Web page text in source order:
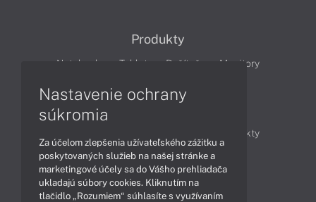
Produkty
Notebooky Tablety Počítače Monitory
Produkty
Technológie
Videá
Nastavenie ochrany
súkromia
Za účelom zlepšenia užívateľského zážitku a
poskytovaných služieb na našej stránke a
marketingové účely sa do Vášho prehliadača
ukladajú súbory cookies. Kliknutím na
tlačidlo „Rozumiem“ súhlasíte s využívaním